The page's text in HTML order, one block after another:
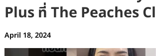
Plus ที่ The Peaches
April 18, 2024